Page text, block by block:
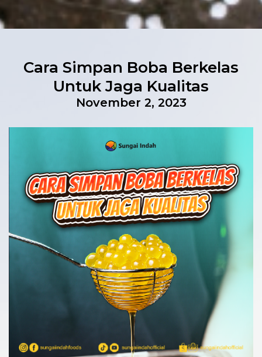
Cara Simpan Boba Berkelas
Untuk Jaga Kualitas
November 2, 2023